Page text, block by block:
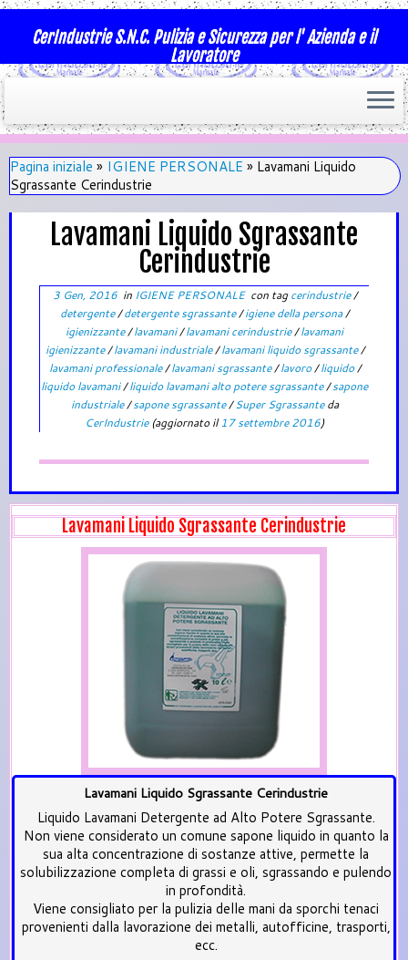
CerIndustrie S.N.C. Pulizia e Sicurezza per l' Azienda e il
Lavoratore
Pagina iniziale » IGIENE PERSONALE » Lavamani Liquido
Sgrassante Cerindustrie
Lavamani Liquido Sgrassante
Cerindustrie
3 Gen, 2016in IGIENE PERSONALE con tagcerindustrie/
detergente/detergente sgrassante/igiene della persona/
igienizzante/lavamani/lavamani cerindustrie/lavamani
igienizzante/lavamani industriale/lavamani liquido sgrassante/
lavamani professionale/lavamani sgrassante/lavoro/liquido/
liquido lavamani/liquido lavamani alto potere sgrassante/sapone
industriale/sapone sgrassante/Super Sgrassanteda
CerIndustrie(aggiornato il17 settembre 2016)
Lavamani Liquido Sgrassante Cerindustrie
Lavamani Liquido Sgrassante Cerindustrie
Liquido Lavamani Detergente ad Alto Potere Sgrassante.
Non viene considerato un comune sapone liquido in quanto la
sua alta concentrazione di sostanze attive, permette la
solubilizzazione completa di grassi e oli, sgrassando e pulendo
in profondità.
Viene consigliato per la pulizia delle mani da sporchi tenaci
provenienti dalla lavorazione dei metalli, autofficine, trasporti,
ecc.